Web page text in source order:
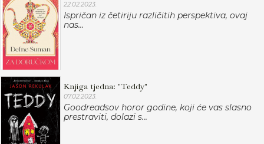
22.02.2023.
Ispričan iz četiriju različitih perspektiva, ovaj
nas...
Knjiga tjedna: "Teddy"
07.02.2023.
Goodreadsov horor godine, koji će vas slasno
prestraviti, dolazi s...